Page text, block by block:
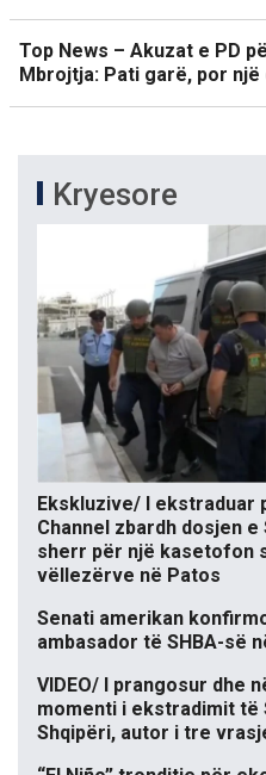
Top News – Akuzat e PD
Mbrojtja: Pati garë, por
Kryesore
Ekskluzive/ I ekstraduar
Channel zbardh dosjen e
sherr për një kasetofon
vëllezërve në Patos
Senati amerikan
ambasador të SHBA-së
VIDEO/ I prangosur dhe
momenti i ekstradimit të
Shqipëri, autor i tre